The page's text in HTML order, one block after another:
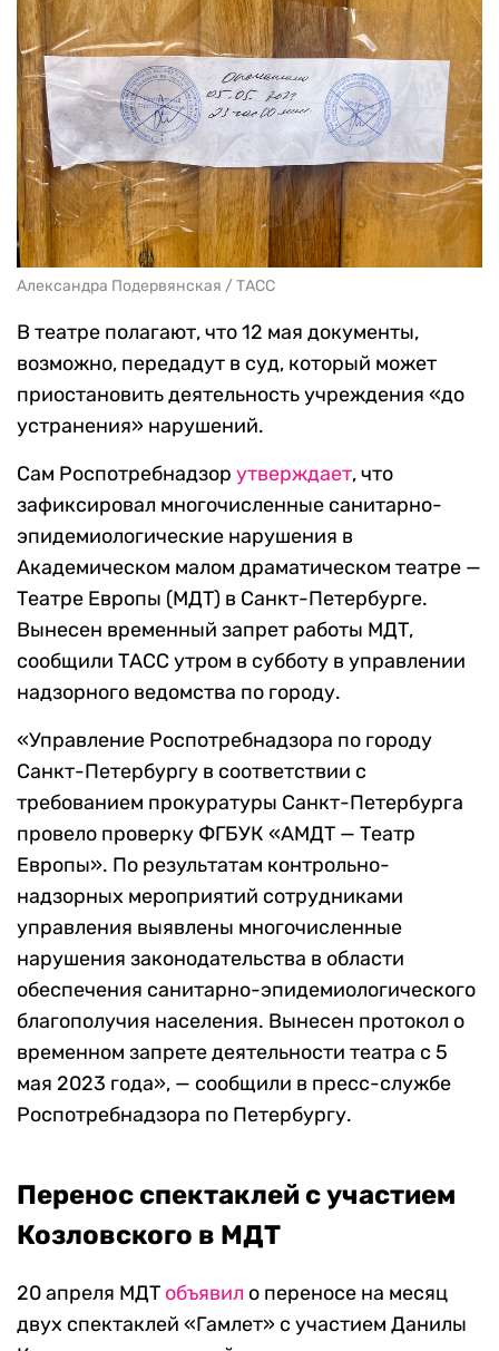
Александра Подервянская / ТАСС
В театре полагают, что 12 мая документы,
возможно, передадут в суд, который может
приостановить деятельность учреждения «до
устранения» нарушений.
Сам Роспотребнадзор утверждает, что
зафиксировал многочисленные санитарно-
эпидемиологические нарушения в
Академическом малом драматическом театре —
Театре Европы (МДТ) в Санкт-Петербурге.
Вынесен временный запрет работы МДТ,
сообщили ТАСС утром в субботу в управлении
надзорного ведомства по городу.
«Управление Роспотребнадзора по городу
Санкт-Петербургу в соответствии с
требованием прокуратуры Санкт-Петербурга
провело проверку ФГБУК «АМДТ — Театр
Европы». По результатам контрольно-
надзорных мероприятий сотрудниками
управления выявлены многочисленные
нарушения законодательства в области
обеспечения санитарно-эпидемиологического
благополучия населения. Вынесен протокол о
временном запрете деятельности театра с 5
мая 2023 года», — сообщили в пресс-службе
Роспотребнадзора по Петербургу.
Перенос спектаклей с участием
Козловского в МДТ
20 апреля МДТ объявил о переносе на месяц
двух спектаклей «Гамлет» с участием Данилы